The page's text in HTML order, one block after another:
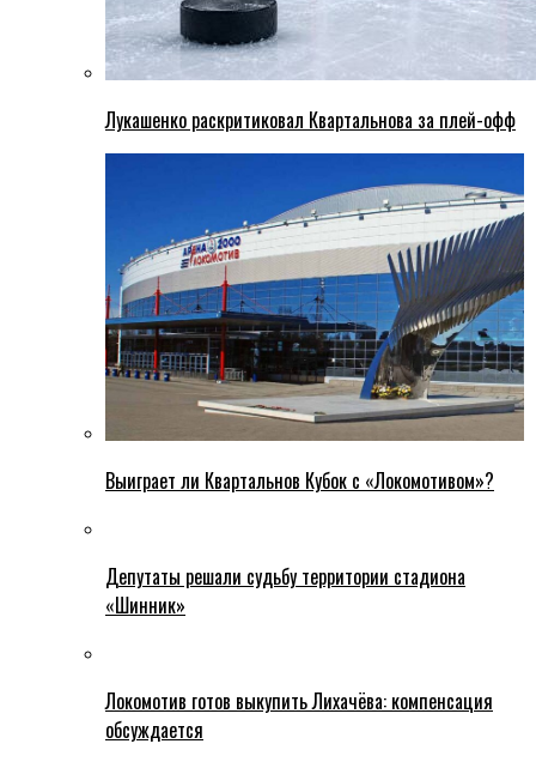
Лукашенко раскритиковал Квартальнова за плей-офф
Выиграет ли Квартальнов Кубок с «Локомотивом»?
Депутаты решали судьбу территории стадиона
«Шинник»
Локомотив готов выкупить Лихачёва: компенсация
обсуждается